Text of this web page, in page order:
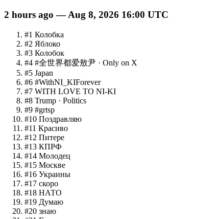
2 hours ago — Aug 8, 2026 16:00 UTC
#1 Колобка
#2 Яблоко
#3 Колобок
#4 #全世界都爱敖尹 · Only on X
#5 Japan
#6 #WithNI_KIForever
#7 WITH LOVE TO NI-KI
#8 Trump · Politics
#9 #grtsp
#10 Поздравляю
#11 Красиво
#12 Питере
#13 КПРФ
#14 Молодец
#15 Москве
#16 Украины
#17 скоро
#18 НАТО
#19 Думаю
#20 знаю